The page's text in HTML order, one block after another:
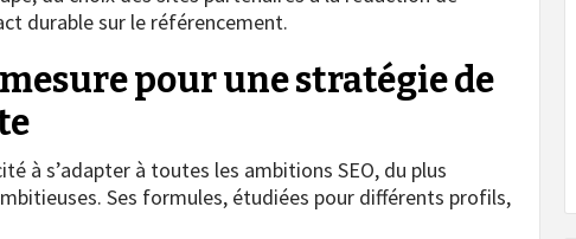
durable sur le référencement.
pour une stratégie de
à s’adapter à toutes les ambitions SEO, du plus
Ses formules, étudiées pour différents profils,